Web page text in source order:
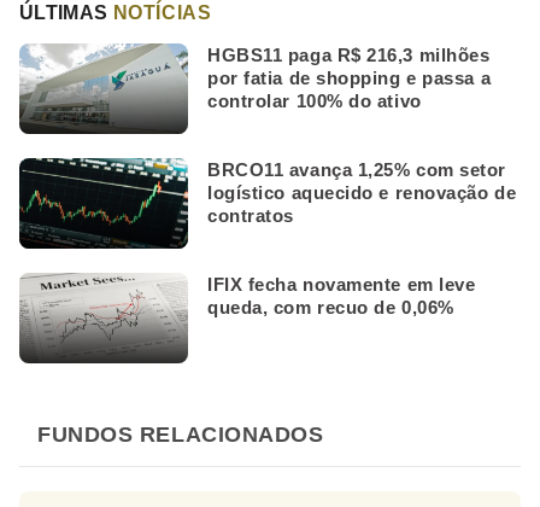
ÚLTIMAS NOTÍCIAS
HGBS11 paga R$ 216,3 milhões
por fatia de shopping e passa a
controlar 100% do ativo
BRCO11 avança 1,25% com setor
logístico aquecido e renovação de
contratos
IFIX fecha novamente em leve
queda, com recuo de 0,06%
FUNDOS RELACIONADOS